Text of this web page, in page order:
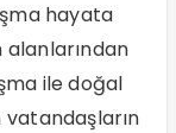
hayata
ile doğal
vatandaşların